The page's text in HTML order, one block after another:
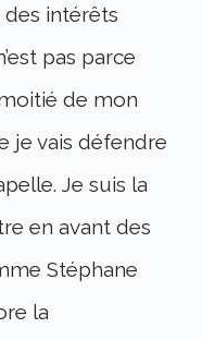
intérêts
pas parce
de mon
je vais défendre
Je suis la
en avant des
Stéphane
la